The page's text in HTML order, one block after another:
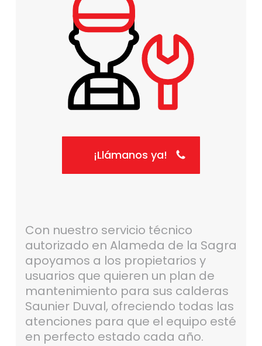
¡Llámanos ya!
Con nuestro servicio técnico
autorizado en Alameda de la Sagra
apoyamos a los propietarios y
usuarios que quieren un plan de
mantenimiento para sus calderas
Saunier Duval, ofreciendo todas las
atenciones para que el equipo esté
en perfecto estado cada año.